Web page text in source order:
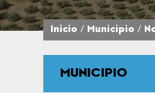
Inicio Municipio
MUNICIPIO